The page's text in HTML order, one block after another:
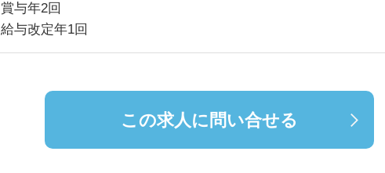
賞与年2回
給与改定年1回
この求人に問い合せる